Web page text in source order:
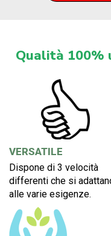
Qualità 100%
VERSATILE
Dispone di 3 velocità
differenti che si
alle varie esigenze.